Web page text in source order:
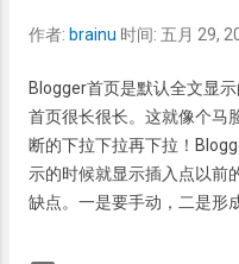
炎：正如上面所述，一部分
感染：这部位真菌感染引起
也是痒的难受。患者一般有
果这两个疾病累及肛周的话
局限于这两个部位，身体的
染：一般是蛔虫，瘙痒多于
作者: brainu 时间: 五月 29,
Blogger首页是默认全文显
首页很长很长。这就像个马
断的下拉下拉再下拉！
示的时候就显示插入点以前
缺点。一是要手动，二是形
动较大。因此网络上大部分